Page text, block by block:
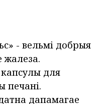
- вельмі добрыя
жалеза.
капсулы для
печані.
дапамагае